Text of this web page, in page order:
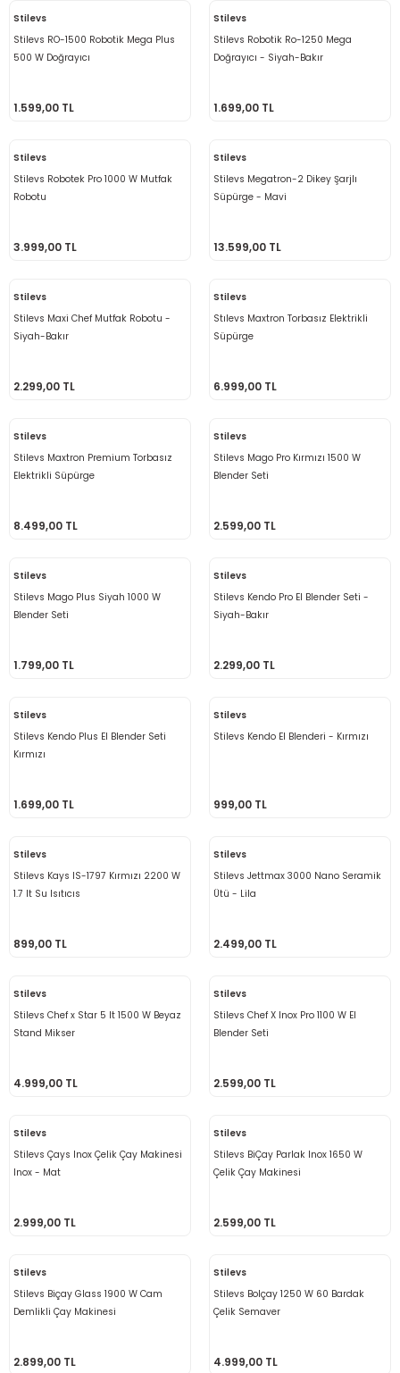
Stilevs
Stilevs RO-1500 Robotik Mega Plus
500 W Doğrayıcı
1.599,00 TL
Stilevs
Stilevs Robotik Ro-1250 Mega
Doğrayıcı - Siyah-Bakır
1.699,00 TL
Stilevs
Stilevs Robotek Pro 1000 W Mutfak
Robotu
3.999,00 TL
Stilevs
Stilevs Megatron-2 Dikey Şarjlı
Süpürge - Mavi
13.599,00 TL
Stilevs
Stilevs Maxi Chef Mutfak Robotu -
Siyah-Bakır
2.299,00 TL
Stilevs
Stılevs Maxtron Torbasız Elektrikli
Süpürge
6.999,00 TL
Stilevs
Stilevs Maxtron Premium Torbasız
Elektrikli Süpürge
8.499,00 TL
Stilevs
Stilevs Mago Pro Kırmızı 1500 W
Blender Seti
2.599,00 TL
Stilevs
Stilevs Mago Plus Siyah 1000 W
Blender Seti
1.799,00 TL
Stilevs
Stilevs Kendo Pro El Blender Seti -
Siyah-Bakır
2.299,00 TL
Stilevs
Stilevs Kendo Plus El Blender Seti
Kırmızı
1.699,00 TL
Stilevs
Stilevs Kendo El Blenderi - Kırmızı
999,00 TL
Stilevs
Stilevs Kays IS-1797 Kırmızı 2200 W
1.7 lt Su Isıtıcıs
899,00 TL
Stilevs
Stilevs Jettmax 3000 Nano Seramik
Ütü - Lila
2.499,00 TL
Stilevs
Stilevs Chef x Star 5 lt 1500 W Beyaz
Stand Mikser
4.999,00 TL
Stilevs
Stilevs Chef X Inox Pro 1100 W El
Blender Seti
2.599,00 TL
Stilevs
Stilevs Çays Inox Çelik Çay Makinesi
Inox - Mat
2.999,00 TL
Stilevs
Stilevs BiÇay Parlak Inox 1650 W
Çelik Çay Makinesi
2.599,00 TL
Stilevs
Stilevs Biçay Glass 1900 W Cam
Demlikli Çay Makinesi
2.899,00 TL
Stilevs
Stilevs Bolçay 1250 W 60 Bardak
Çelik Semaver
4.999,00 TL